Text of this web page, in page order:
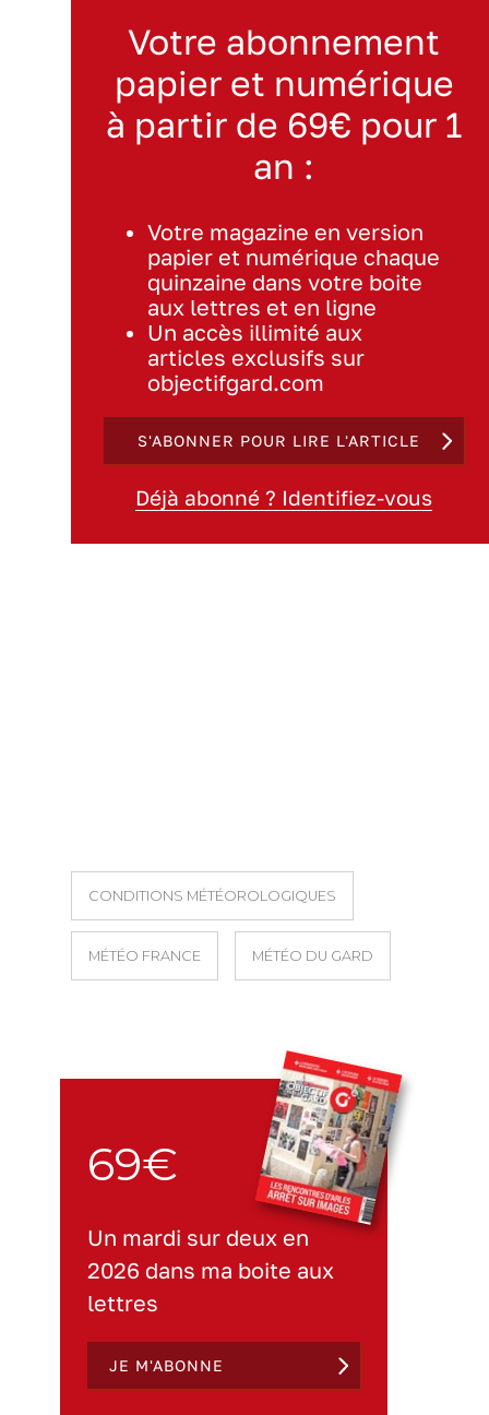
Votre abonnement
papier et numérique
à partir de 69€ pour 1
an :
Votre magazine en version
papier et numérique chaque
quinzaine dans votre boite
aux lettres et en ligne
Un accès illimité aux
articles exclusifs sur
objectifgard.com
S'ABONNER POUR LIRE L'ARTICLE
Déjà abonné ? Identifiez-vous
CONDITIONS MÉTÉOROLOGIQUES
MÉTÉO FRANCE MÉTÉO DU GARD
69€
Un mardi sur deux en
2026 dans ma boite aux
lettres
JE M'ABONNE